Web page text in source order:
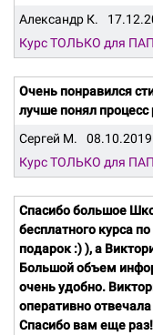
Александр К.
Курс ТОЛЬКО для ПАП
Очень понравился
лучше понял
Сергей М.
08.10.2019
Курс ТОЛЬКО для ПАП
Спасибо большое
бесплатного курса
подарок :) ), а
Большой объем
очень удобно.
оперативно
Спасибо вам еще